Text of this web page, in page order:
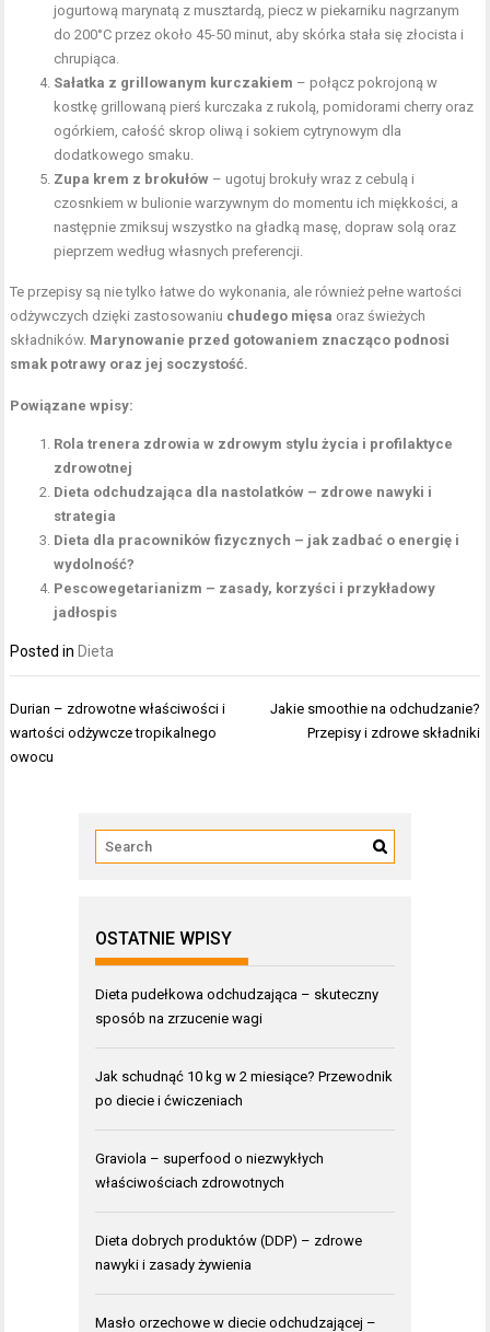
jogurtową marynatą z musztardą, piecz w piekarniku nagrzanym
do 200°C przez około 45-50 minut, aby skórka stała się złocista i
chrupiąca.
Sałatka z grillowanym kurczakiem – połącz pokrojoną w
kostkę grillowaną pierś kurczaka z rukolą, pomidorami cherry oraz
ogórkiem, całość skrop oliwą i sokiem cytrynowym dla
dodatkowego smaku.
Zupa krem z brokułów – ugotuj brokuły wraz z cebulą i
czosnkiem w bulionie warzywnym do momentu ich miękkości, a
następnie zmiksuj wszystko na gładką masę, dopraw solą oraz
pieprzem według własnych preferencji.
Te przepisy są nie tylko łatwe do wykonania, ale również pełne wartości
odżywczych dzięki zastosowaniu chudego mięsa oraz świeżych
składników. Marynowanie przed gotowaniem znacząco podnosi
smak potrawy oraz jej soczystość.
Powiązane wpisy:
Rola trenera zdrowia w zdrowym stylu życia i profilaktyce
zdrowotnej
Dieta odchudzająca dla nastolatków – zdrowe nawyki i
strategia
Dieta dla pracowników fizycznych – jak zadbać o energię i
wydolność?
Pescowegetarianizm – zasady, korzyści i przykładowy
jadłospis
Posted inDieta
Nawigacja
wpisu
Durian – zdrowotne właściwości i
wartości odżywcze tropikalnego
owocu
Jakie smoothie na odchudzanie?
Przepisy i zdrowe składniki
OSTATNIE WPISY
Dieta pudełkowa odchudzająca – skuteczny
sposób na zrzucenie wagi
Jak schudnąć 10 kg w 2 miesiące? Przewodnik
po diecie i ćwiczeniach
Graviola – superfood o niezwykłych
właściwościach zdrowotnych
Dieta dobrych produktów (DDP) – zdrowe
nawyki i zasady żywienia
Masło orzechowe w diecie odchudzającej –